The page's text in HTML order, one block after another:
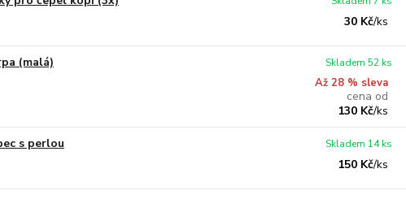
30 Kč/ks
(malá)
Až 28 % sleva
cena od
130 Kč/ks
Skladem 52 ks
s perlou
150 Kč/ks
Skladem 14 ks